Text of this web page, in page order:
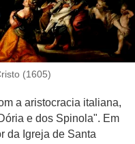
(1605)
a aristocracia italiana,
e dos Spinola". Em
da Igreja de Santa